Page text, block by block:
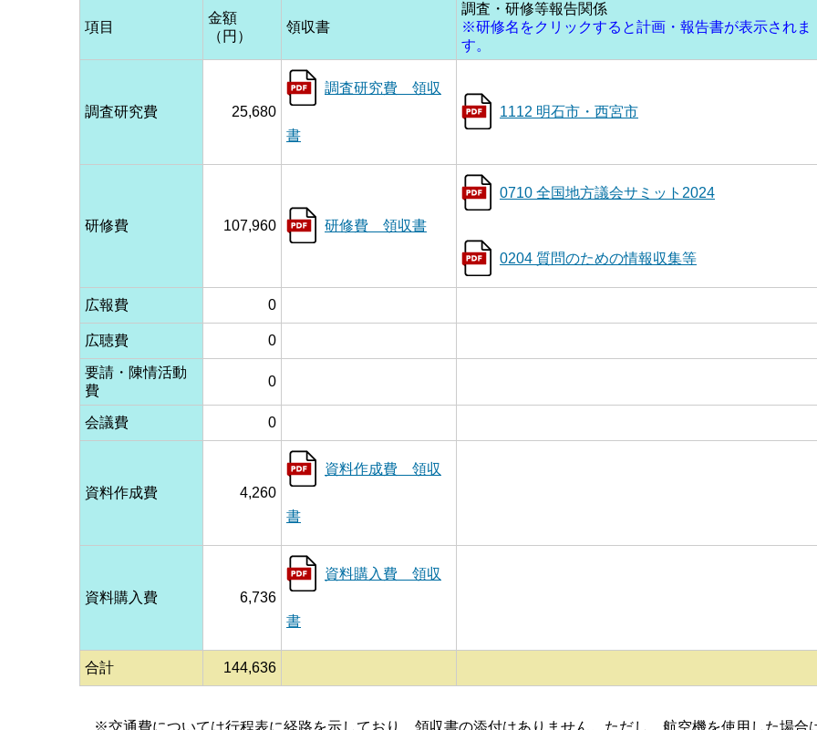
項目
金額
（円）
領収書
調査・研修等報告関係
※研修名をクリックすると計画・報告書が表示されま
す。
調査研究費 25,680
調査研究費 領収
書
1112 明石市・西宮市
研修費 107,960 研修費 領収書
0710 全国地方議会サミット2024
0204 質問のための情報収集等
広報費 0
広聴費 0
要請・陳情活動
費
0
会議費 0
資料作成費 4,260
資料作成費 領収
書
資料購入費 6,736
資料購入費 領収
書
合計 144,636
※交通費については行程表に経路を示しており、領収書の添付はありません。ただし、航空機を使用した場合